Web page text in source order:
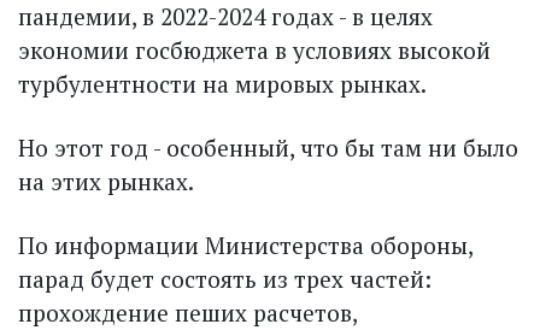
пандемии, в 2022-2024 годах - в целях
экономии госбюджета в условиях высокой
турбулентнос­ти на мировых рынках.
Но этот год - особенный, что бы там ни было
на этих рынках.
По информации Министерства обороны,
парад будет состоять из трех частей:
прохождение пеших расчетов,